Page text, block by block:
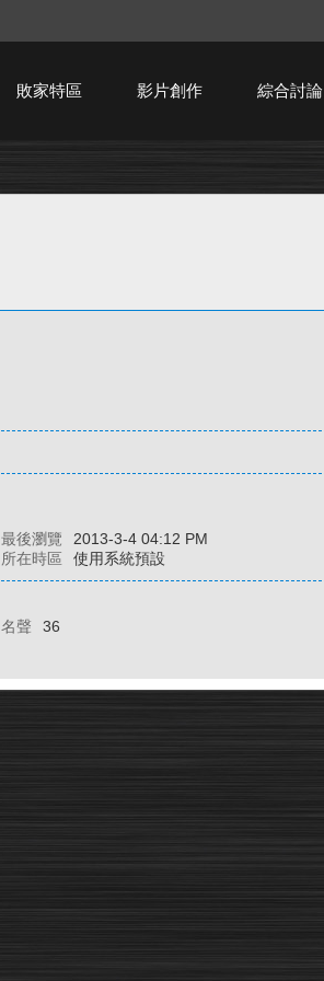
敗家特區 影片創作 綜合討論
最後瀏覽
2013-3-4 04:12 PM
所在時區 使用系統預設
名聲
36